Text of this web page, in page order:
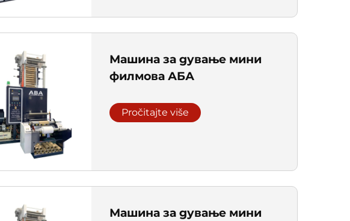
Машина за дување мини
филмова АБА
Pročitajte više
Машина за дување мини